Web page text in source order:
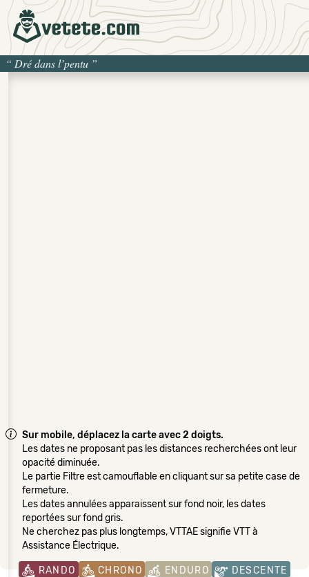
“ Dré dans l’pentu ”
Sur mobile, déplacez la carte avec 2 doigts.
Les dates ne proposant pas les distances recherchées ont leur
opacité diminuée.
Le partie Filtre est camouflable en cliquant sur sa petite case de
fermeture.
Les dates annulées apparaissent sur fond noir, les dates
reportées sur fond gris.
Ne cherchez pas plus longtemps, VTTAE signifie VTT à
Assistance Électrique.
RANDO CHRONO ENDURO
DESCENTE